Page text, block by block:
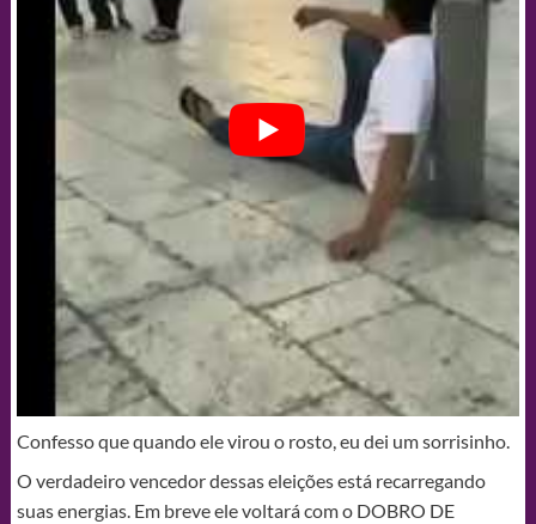
Confesso que quando ele virou o rosto, eu dei um sorrisinho.
O verdadeiro vencedor dessas eleições está recarregando
suas energias. Em breve ele voltará com o DOBRO DE